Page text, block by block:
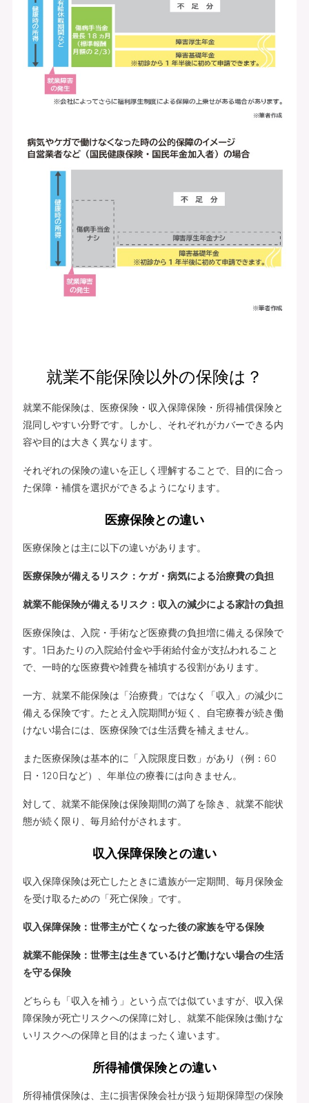
就業不能保険以外の保険は？
就業不能保険は、医療保険・収入保障保険・所得補償保険と
混同しやすい分野です。しかし、それぞれがカバーできる内
容や目的は大きく異なります。
それぞれの保険の違いを正しく理解することで、目的に合っ
た保障・補償を選択ができるようになります。
医療保険との違い
医療保険とは主に以下の違いがあります。
医療保険が備えるリスク：ケガ・病気による治療費の負担
就業不能保険が備えるリスク：収入の減少による家計の負担
医療保険は、入院・手術など医療費の負担増に備える保険で
す。1日あたりの入院給付金や手術給付金が支払われること
で、一時的な医療費や雑費を補填する役割があります。
一方、就業不能保険は「治療費」ではなく「収入」の減少に
備える保険です。たとえ入院期間が短く、自宅療養が続き働
けない場合には、医療保険では生活費を補えません。
また医療保険は基本的に「入院限度日数」があり（例：60
日・120日など）、年単位の療養には向きません。
対して、就業不能保険は保険期間の満了を除き、就業不能状
態が続く限り、毎月給付がされます。
収入保障保険との違い
収入保障保険は死亡したときに遺族が一定期間、毎月保険金
を受け取るための「死亡保険」です。
収入保障保険：世帯主が亡くなった後の家族を守る保険
就業不能保険：世帯主は生きているけど働けない場合の生活
を守る保険
どちらも「収入を補う」という点では似ていますが、収入保
障保険が死亡リスクへの保障に対し、就業不能保険は働けな
いリスクへの保障と目的はまったく違います。
所得補償保険との違い
所得補償保険は、主に損害保険会社が扱う短期保障型の保険